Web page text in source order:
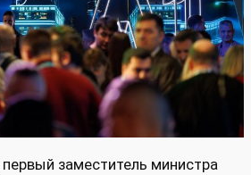
заместитель министра